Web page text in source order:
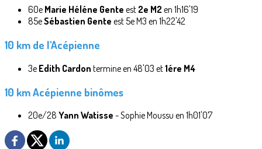
60e Marie Héléne Gente est 2e M2 en 1h16'19
85eSébastien Gente est 5e M3 en 1h22'42
10 km de l'Acépienne
3e Edith Cardon termine en 48'03 et1ére M4
10 km Acépienne binômes
20e/28 Yann Watisse - Sophie Moussu en 1h01'07